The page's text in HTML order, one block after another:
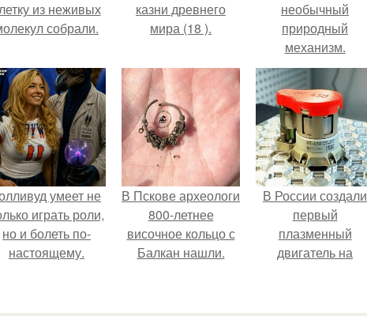
из неживых
собрали.
казни древнего
мира (18 ).
необычный
природный
механизм.
умеет не
играть роли,
но и болеть по-
настоящему.
В Пскове археологи
800-летнее
височное кольцо с
Балкан нашли.
В России создали
первый
плазменный
двигатель на